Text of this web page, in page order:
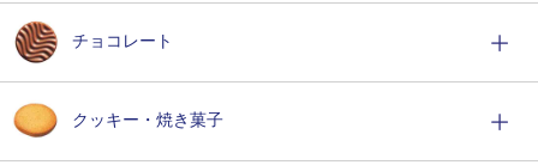
チョコレート
クッキー・焼き菓子